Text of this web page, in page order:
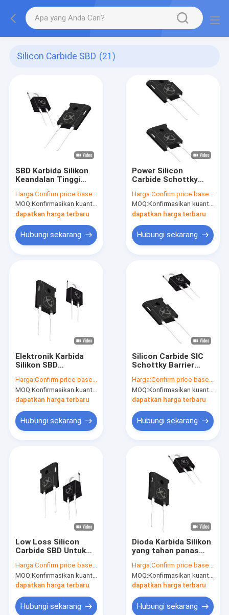
Silicon Carbide SBD (21)
SBD Karbida Silikon
Keandalan Tinggi
Motor Industri
Harga:Confirm price based on part number
MOQ:Konfirmasikan kuantitas berdasarkan nomor bagian
dapatkan harga terbaru
Hubungi sekarang
Power Silicon
Carbide Schottky
Oven Listrik
Harga:Confirm price based on part number
MOQ:Konfirmasikan kuantitas berdasarkan nomor bagian
dapatkan harga terbaru
Hubungi sekarang
Elektronik Karbida
Silikon SBD
Daya Untuk Sirkuit
Pasokan Listrik
Harga:Confirm price based on part number
MOQ:Konfirmasikan kuantitas berdasarkan nomor bagian
dapatkan harga terbaru
Hubungi sekarang
Silicon Carbide SIC
Schottky Barrier
Untuk Inverter Surya
Harga:Confirm price based on part number
MOQ:Konfirmasikan kuantitas berdasarkan nomor bagian
dapatkan harga terbaru
Hubungi sekarang
Low Loss Silicon
Carbide SBD Untuk
Daya PC
Harga:Confirm price based on part number
MOQ:Konfirmasikan kuantitas berdasarkan nomor bagian
dapatkan harga terbaru
Hubungi sekarang
Dioda Karbida Silikon
yang tahan panas
nirkabel
Harga:Confirm price based on part number
MOQ:Konfirmasikan kuantitas berdasarkan nomor bagian
dapatkan harga terbaru
Hubungi sekarang